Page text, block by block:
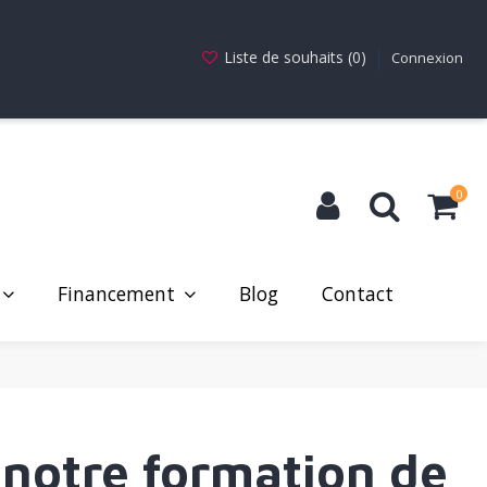
Liste de souhaits (0) Connexion
0
Financement Blog Contact
formation de